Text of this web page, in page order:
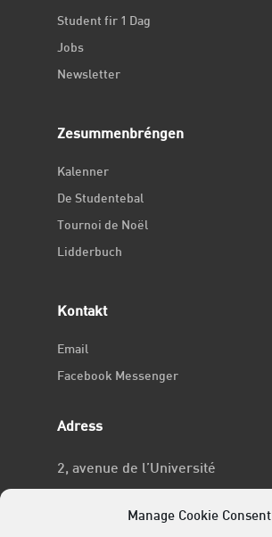
Manage Cookie Consent
Student fir 1 Dag
Jobs
Newsletter
Zesummenbréngen
Kalenner
De Studentebal
Tournoi de Noël
Lidderbuch
Kontakt
Email
Facebook Messenger
Adress
2, avenue de l’Université